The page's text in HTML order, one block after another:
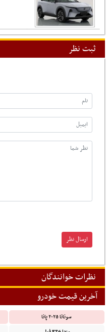
ثبت نظر
نظرات خوانندگان
آخرین قیمت خودرو
سوناتا ۲۰۲۵ پانا